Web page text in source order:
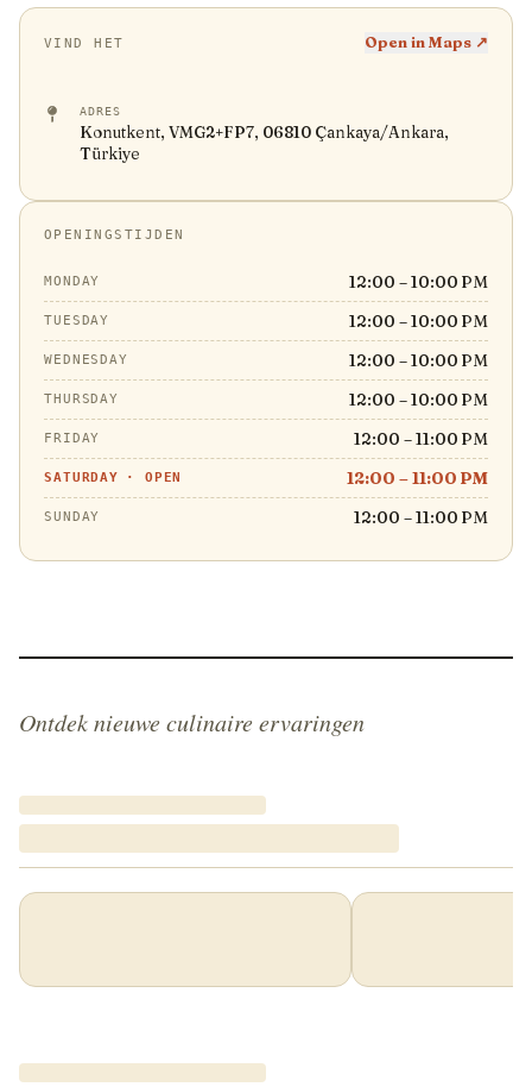
VIND HET Open in Maps ↗
ADRES
Konutkent, VMG2+FP7, 06810 Çankaya/Ankara,
Türkiye
OPENINGSTIJDEN
MONDAY 12:00 – 10:00 PM
TUESDAY 12:00 – 10:00 PM
WEDNESDAY 12:00 – 10:00 PM
THURSDAY 12:00 – 10:00 PM
FRIDAY 12:00 – 11:00 PM
SATURDAY · OPEN 12:00 – 11:00 PM
SUNDAY 12:00 – 11:00 PM
Ontdek nieuwe culinaire ervaringen